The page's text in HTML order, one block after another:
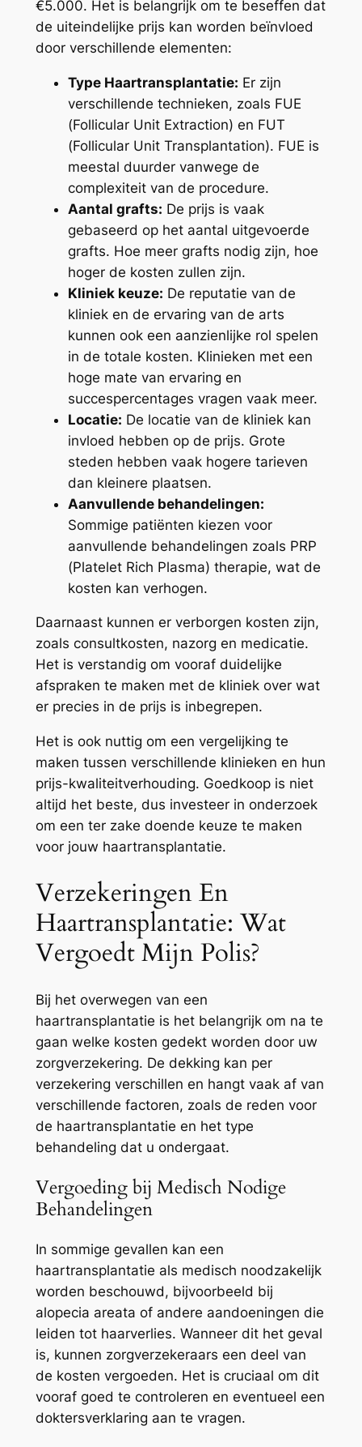
€5.000. Het is belangrijk om te beseffen dat
de uiteindelijke prijs kan worden beïnvloed
door verschillende elementen:
Type Haartransplantatie: Er zijn
verschillende technieken, zoals FUE
(Follicular Unit Extraction) en FUT
(Follicular Unit Transplantation). FUE is
meestal duurder vanwege de
complexiteit van de procedure.
Aantal grafts: De prijs is vaak
gebaseerd op het aantal uitgevoerde
grafts. Hoe meer grafts nodig zijn, hoe
hoger de kosten zullen zijn.
Kliniek keuze: De reputatie van de
kliniek en de ervaring van de arts
kunnen ook een aanzienlijke rol spelen
in de totale kosten. Klinieken met een
hoge mate van ervaring en
succespercentages vragen vaak meer.
Locatie: De locatie van de kliniek kan
invloed hebben op de prijs. Grote
steden hebben vaak hogere tarieven
dan kleinere plaatsen.
Aanvullende behandelingen:
Sommige patiënten kiezen voor
aanvullende behandelingen zoals PRP
(Platelet Rich Plasma) therapie, wat de
kosten kan verhogen.
Daarnaast kunnen er verborgen kosten zijn,
zoals consultkosten, nazorg en medicatie.
Het is verstandig om vooraf duidelijke
afspraken te maken met de kliniek over wat
er precies in de prijs is inbegrepen.
Het is ook nuttig om een vergelijking te
maken tussen verschillende klinieken en hun
prijs-kwaliteitverhouding. Goedkoop is niet
altijd het beste, dus investeer in onderzoek
om een ter zake doende keuze te maken
voor jouw haartransplantatie.
Verzekeringen En
Haartransplantatie: Wat
Vergoedt Mijn Polis?
Bij het overwegen van een
haartransplantatie is het belangrijk om na te
gaan welke kosten gedekt worden door uw
zorgverzekering. De dekking kan per
verzekering verschillen en hangt vaak af van
verschillende factoren, zoals de reden voor
de haartransplantatie en het type
behandeling dat u ondergaat.
Vergoeding bij Medisch Nodige
Behandelingen
In sommige gevallen kan een
haartransplantatie als medisch noodzakelijk
worden beschouwd, bijvoorbeeld bij
alopecia areata of andere aandoeningen die
leiden tot haarverlies. Wanneer dit het geval
is, kunnen zorgverzekeraars een deel van
de kosten vergoeden. Het is cruciaal om dit
vooraf goed te controleren en eventueel een
doktersverklaring aan te vragen.